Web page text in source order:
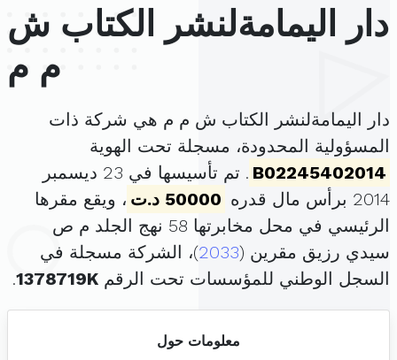
دار اليمامةلنشر الكتاب ش
م م
دار اليمامةلنشر الكتاب ش م م هي شركة ذات
المسؤولية المحدودة، مسجلة تحت الهوية
B02245402014
. تم تأسيسها في 23 ديسمبر
2014 برأس مال قدره
50000 د.ت
، ويقع مقرها
الرئيسي في محل مخابرتها 58 نهج الجلد م ص
سيدي رزيق مقرين (2033)، الشركة مسجلة في
السجل الوطني للمؤسسات تحت الرقم 1378719K
.
معلومات حول